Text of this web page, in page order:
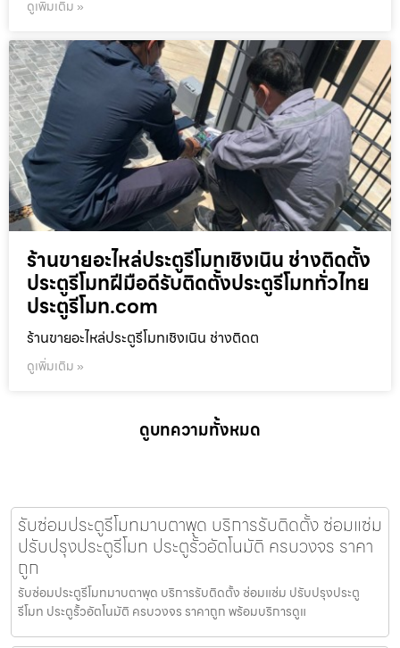
ดูเพิ่มเติม »
ร้านขายอะไหล่ประตูรีโมทเชิงเนิน ช่างติดตั้ง
ประตูรีโมทฝีมือดีรับติดตั้งประตูรีโมททั่วไทย
ประตูรีโมท.com
ร้านขายอะไหล่ประตูรีโมทเชิงเนิน ช่างติดต
ดูเพิ่มเติม »
ดูบทความทั้งหมด
รับซ่อมประตูรีโมทมาบตาพุด บริการรับติดตั้ง ซ่อมแซ่ม
ปรับปรุงประตูรีโมท ประตูรั้วอัตโนมัติ ครบวงจร ราคา
ถูก
รับซ่อมประตูรีโมทมาบตาพุด บริการรับติดตั้ง ซ่อมแซ่ม ปรับปรุงประตู
รีโมท ประตูรั้วอัตโนมัติ ครบวงจร ราคาถูก พร้อมบริการดูแ